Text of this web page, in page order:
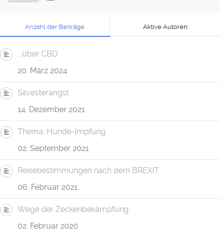
Anzahl der Beiträge Aktive Autoren
...über CBD
20. März 2024
Silvesterangst
14. Dezember 2021
Thema: Hunde-Impfung
02. September 2021
Reisebestimmungen nach dem BREXIT
06. Februar 2021
Wege der Zeckenbekämpfung
02. Februar 2020